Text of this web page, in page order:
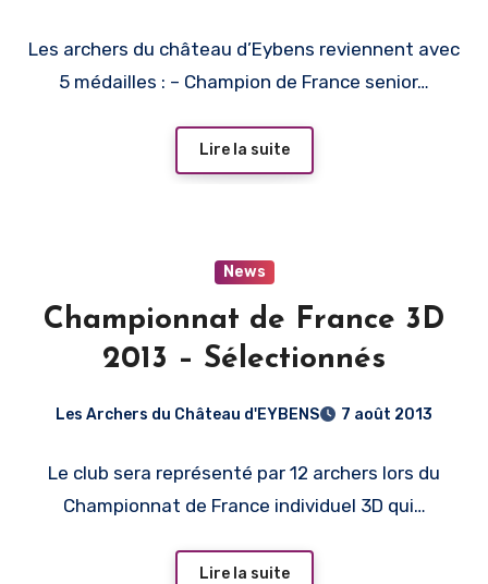
Les archers du château d’Eybens reviennent avec
5 médailles : – Champion de France senior…
Lire la suite
News
Championnat de France 3D
2013 – Sélectionnés
Les Archers du Château d'EYBENS 7 août 2013
Le club sera représenté par 12 archers lors du
Championnat de France individuel 3D qui…
Lire la suite